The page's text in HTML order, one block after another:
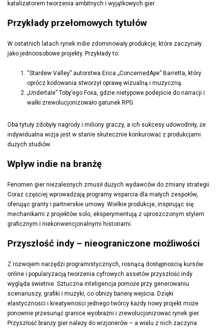
katalizatorem tworzenia ambitnych i wyjątkowych gier.
Przykłady przełomowych tytułów
W ostatnich latach rynek indie zdominowały produkcje, które zaczynały
jako jednoosobowe projekty. Przykłady to:
“Stardew Valley” autorstwa Erica „ConcernedApe” Barretta, który
oprócz kodowania stworzył oprawę wizualną i muzyczną.
„Undertale” Toby’ego Foxa, gdzie nietypowe podejście do narracji i
walki zrewolucjonizowało gatunek RPG.
Oba tytuły zdobyły nagrody i miliony graczy, a ich sukcesy udowodniły, że
indywidualna wizja jest w stanie skutecznie konkurować z produkcjami
dużych studiów.
Wpływ indie na branżę
Fenomen gier niezależnych zmusił dużych wydawców do zmiany strategii.
Coraz częściej wprowadzają programy wsparcia dla małych zespołów,
oferując granty i partnerskie umowy. Wielkie produkcje, inspirując się
mechanikami z projektów solo, eksperymentują z uproszczonym stylem
graficznym i niekonwencjonalnymi historiami.
Przyszłość indy – nieograniczone możliwości
Z rozwojem narzędzi programistycznych, rosnącą dostępnością kursów
online i popularyzacją tworzenia cyfrowych assetów przyszłość indy
wygląda świetnie. Sztuczna inteligencja pomoże przy generowaniu
scenariuszy, grafiki i muzyki, co obniży barierę wejścia. Dzięki
elastyczności i kreatywności jednego twórcy każdy nowy projekt może
ponownie przesunąć granice wyobraźni i zrewolucjonizować rynek gier.
Przyszłość branży gier należy do wizjonerów – a wielu z nich zaczyna